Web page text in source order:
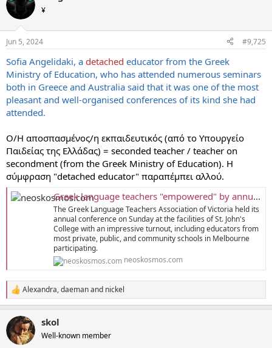
¥
Jun 5, 2024 #9,725
Sofia Angelidaki, a detached educator from the Greek
Ministry of Education, who has attended numerous seminars
both in Greece and Australia said that it was one of the most
pleasant and well-organised conferences of its kind she had
attended.
Ο/Η αποσπασμένος/η εκπαιδευτικός (από το Υπουργείο
Παιδείας της Ελλάδας) = seconded teacher / teacher on
secondment (from the Greek Ministry of Education). Η
σύμφραση "detached educator" παραπέμπει αλλού.
Greek language teachers "empowered" by annual conference
The Greek Language Teachers Association of Victoria held its
annual conference on Sunday at the facilities of St. John's
College with an impressive turnout, including educators from
most private, public, and community schools in Melbourne
participating.
neoskosmos.com
R
e
c
t
i
Alexandra,daemanand nickel
skol
Well-known member